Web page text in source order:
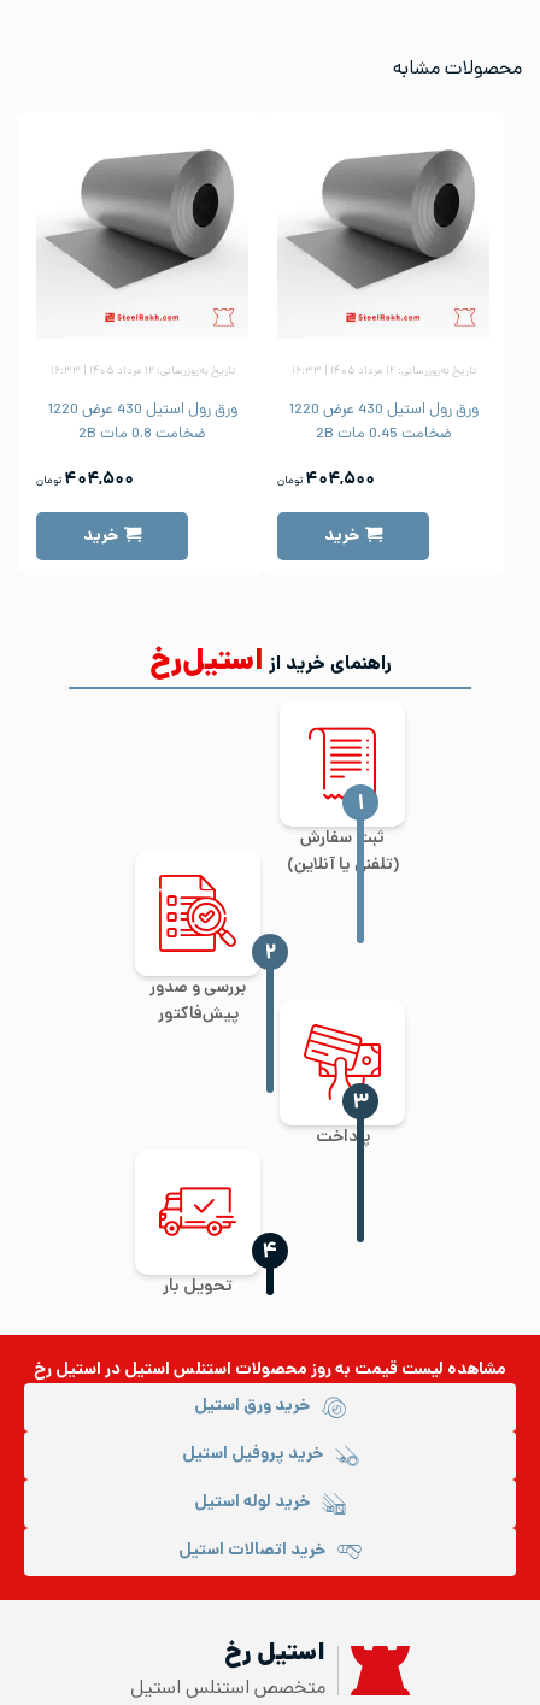
محصولات مشابه
تاریخ به‌روزرسانی: ۱۲ مرداد ۱۴۰۵ | ۱۶:۳۳
ورق رول استیل 430 عرض 1220
ضخامت 0.45 مات 2B
۴۰۴,۵۰۰ تومان
خرید
تاریخ به‌روزرسانی: ۱۲ مرداد ۱۴۰۵ | ۱۶:۳۳
ورق رول استیل 430 عرض 1220
ضخامت 0.8 مات 2B
۴۰۴,۵۰۰ تومان
خرید
راهنمای خرید از استیل‌رخ
ثبت سفارش
(تلفنی یا آنلاین)
‍۱
بررسی و صدور
پیش‌فاکتور
‍۲
پرداخت
‍۳
تحویل بار
‍۴
مشاهده لیست قیمت به روزمحصولات استنلس استیلدر استیل رخ
خرید ورق استیل
خرید پروفیل استیل
خرید لوله استیل
خرید اتصالات استیل
استیل رخ
متخصص استنلس استیل